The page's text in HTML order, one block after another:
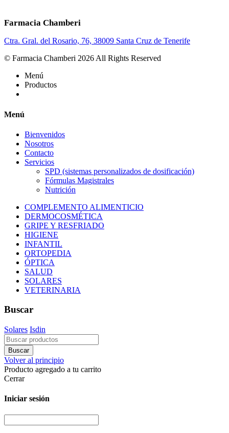
Farmacia Chamberi
Ctra. Gral. del Rosario, 76, 38009 Santa Cruz de Tenerife
© Farmacia Chamberi 2026 All Rights Reserved
Menú
Productos
Menú
Bienvenidos
Nosotros
Contacto
Servicios
SPD (sistemas personalizados de dosificación)
Fórmulas Magistrales
Nutrición
COMPLEMENTO ALIMENTICIO
DERMOCOSMÉTICA
GRIPE Y RESFRIADO
HIGIENE
INFANTIL
ORTOPEDIA
ÓPTICA
SALUD
SOLARES
VETERINARIA
Buscar
Solares Isdin
Volver al principio
Producto agregado a tu carrito
Cerrar
Iniciar sesión